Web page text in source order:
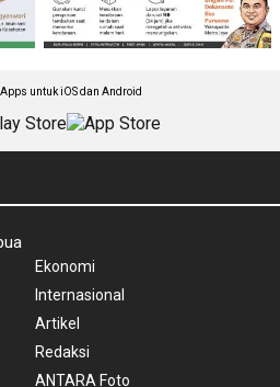
untuk iOS dan Android
Ekonomi
Internasional
Artikel
Redaksi
ANTARA Foto